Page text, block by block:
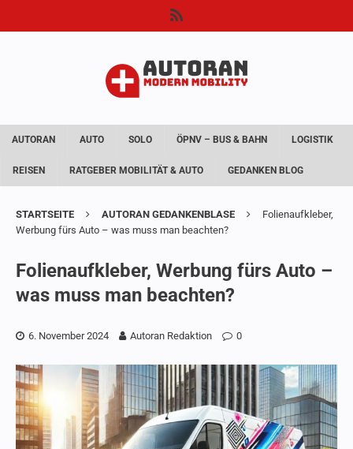
AUTORAN AUTO SOLO ÖPNV – BUS & BAHN LOGISTIK
REISEN RATGEBER MOBILITÄT & AUTO GEDANKEN BLOG
STARTSEITE AUTORAN GEDANKENBLASE
Folienaufkleber,
Werbung fürs Auto – was muss man beachten?
Folienaufkleber, Werbung fürs Auto –
was muss man beachten?
6. November 2024 Autoran Redaktion 0